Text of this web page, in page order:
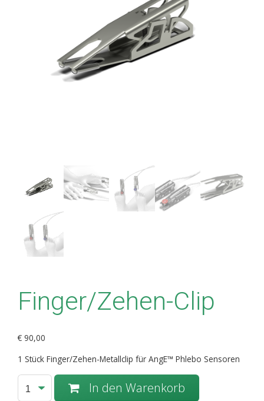
Finger/Zehen-Clip
€ 90,00
1 Stück Finger/Zehen-Metallclip für AngE™ Phlebo Sensoren
In den Warenkorb